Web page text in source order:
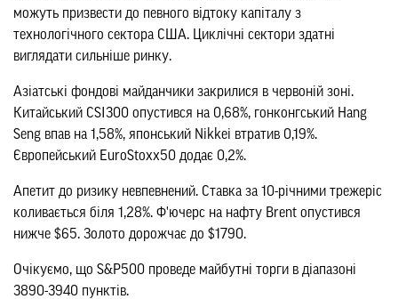
можуть призвести до певного відтоку капіталу з
технологічного сектора США. Циклічні сектори здатні
виглядати сильніше ринку.
Азіатські фондові майданчики закрилися в червоній зоні.
Китайський CSI300 опустився на 0,68%, гонконгський Hang
Seng впав на 1,58%, японський Nikkei втратив 0,19%.
Європейський EuroStoxx50 додає 0,2%.
Апетит до ризику невпевнений. Ставка за 10-річними трежеріс
коливається біля 1,28%. Ф'ючерс на нафту Brent опустився
нижче $65. Золото дорожчає до $1790.
Очікуємо, що S&P500 проведе майбутні торги в діапазоні
3890-3940 пунктів.